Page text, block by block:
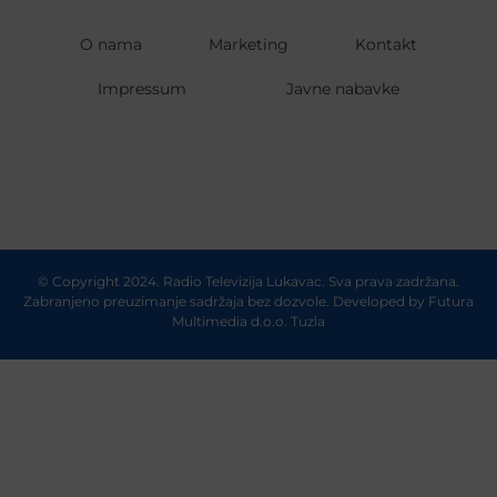
O nama Marketing Kontakt
Impressum Javne nabavke
© Copyright 2024. Radio Televizija Lukavac. Sva prava zadržana.
Zabranjeno preuzimanje sadržaja bez dozvole. Developed by Futura
Multimedia d.o.o. Tuzla